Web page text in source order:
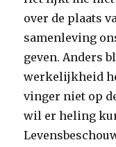
over de plaats
samenleving
geven. Anders
werkelijkheid
vinger niet op
wil er heling